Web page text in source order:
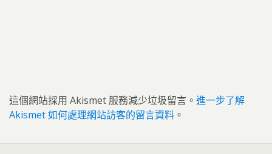
這個網站採用 Akismet 服務減少垃圾留言。 進一步了解
Akismet 如何處理網站訪客的留言資料 。